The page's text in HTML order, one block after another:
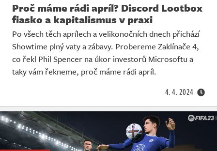
Proč máme rádi apríl? Discord Lootbox
fiasko a kapitalismus v praxi
Po všech těch aprílech a velikonočních dnech přichází
Showtime plný vaty a zábavy. Probereme Zaklínače 4,
co řekl Phil Spencer na úkor investorů Microsoftu a
taky vám řekneme, proč máme rádi apríl.
4. 4. 2024